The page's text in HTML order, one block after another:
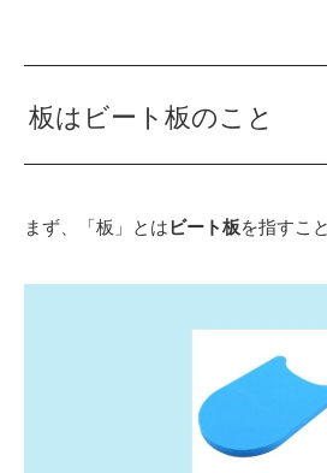
板はビート板のこと
まず、「板」とはビート板を指すこ